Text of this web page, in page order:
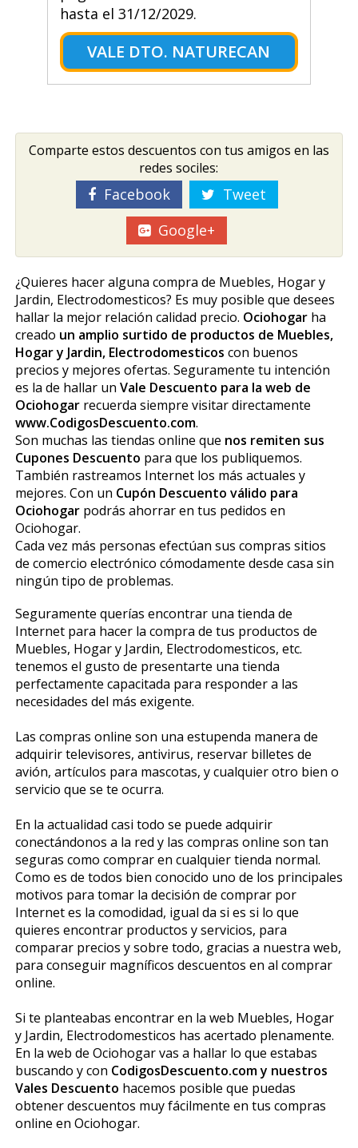
hasta el 31/12/2029.
VALE DTO. NATURECAN
Comparte estos descuentos con tus amigos en las
redes sociles:
Facebook
Tweet
Google+
¿Quieres hacer alguna compra de Muebles, Hogar y
Jardin, Electrodomesticos? Es muy posible que desees
hallar la mejor relación calidad precio. Ociohogarha
creado un amplio surtido de productos de Muebles,
Hogar y Jardin, Electrodomesticos con buenos
precios y mejores ofertas. Seguramente tu intención
es la de hallar un Vale Descuento para la web de
Ociohogarrecuerda siempre visitar directamente
www.CodigosDescuento.com.
Son muchas las tiendas online que nos remiten sus
Cupones Descuento para que los publiquemos.
También rastreamos Internet los más actuales y
mejores. Con un Cupón Descuento válido para
Ociohogarpodrás ahorrar en tus pedidos en
Ociohogar.
Cada vez más personas efectúan sus compras sitios
de comercio electrónico cómodamente desde casa sin
ningún tipo de problemas.
Seguramente querías encontrar una tienda de
Internet para hacer la compra de tus productos de
Muebles, Hogar y Jardin, Electrodomesticos, etc.
tenemos el gusto de presentarte una tienda
perfectamente capacitada para responder a las
necesidades del más exigente.
Las compras online son una estupenda manera de
adquirir televisores, antivirus, reservar billetes de
avión, artículos para mascotas, y cualquier otro bien o
servicio que se te ocurra.
En la actualidad casi todo se puede adquirir
conectándonos a la red y las compras online son tan
seguras como comprar en cualquier tienda normal.
Como es de todos bien conocido uno de los principales
motivos para tomar la decisión de comprar por
Internet es la comodidad, igual da si es si lo que
quieres encontrar productos y servicios, para
comparar precios y sobre todo, gracias a nuestra web,
para conseguir magníficos descuentos en al comprar
online.
Si te planteabas encontrar en la web Muebles, Hogar
y Jardin, Electrodomesticos has acertado plenamente.
En la web de Ociohogar vas a hallar lo que estabas
buscando y con CodigosDescuento.com y nuestros
Vales Descuento hacemos posible que puedas
obtener descuentos muy fácilmente en tus compras
online en Ociohogar.